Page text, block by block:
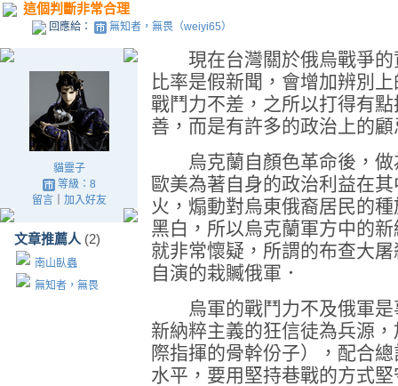
這個判斷非常合理
回應給： 無知者，無畏（weiyi65）
貓靈子
等級：8
留言｜ 加入好友
文章推薦人 (2)
南山臥蟲
無知者，無畏
現在台灣關於俄烏戰爭的
比率是假新聞，會增加辨別
戰鬥力不差，之所以打得有
善，而是有許多的政治上的顧
烏克蘭自顏色革命後，做
歐美為著自身的政治利益在
火，煽動對烏東俄裔居民的
黑白，所以烏克蘭軍方中的
就非常懷疑，所謂的布查大
自演的栽贓俄軍．
烏軍的戰鬥力不及俄軍是
新納粹主義的狂信徒為兵源
際指揮的骨幹份子），配合
水平，要用堅持巷戰的方式